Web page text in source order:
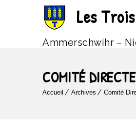
Les
Ammerschwihr –
COMITÉ
Accueil Archives Comité